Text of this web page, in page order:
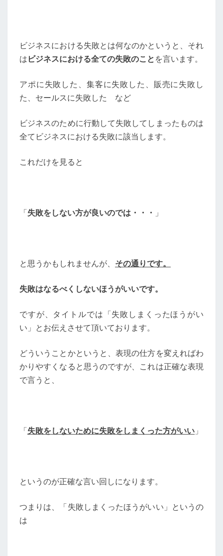
ビジネスにおける失敗とは何なのかというと、それ
は ビジネスにおける全ての失敗のこと を言います。
アポに失敗した、集客に失敗した、販売に失敗し
た、セールスに失敗した など
ビジネスのために行動して失敗してしまったものは
全てビジネスにおける失敗に該当します。
これだけを見ると
「失敗をしない方が良いのでは・・・ 」
と思うかもしれませんが、 その通りです。
失敗はなるべくしないほうがいいです。
ですが、タイトルでは「失敗しまくったほうがい
い」とお伝えさせて頂いております。
どういうことかというと、表現の仕方を変えればわ
かりやすくなると思うのですが、これは正確な表現
で言うと、
「失敗をしないために失敗をしまくった方がいい 」
というのが正確な言い回しになります。
つまりは、「失敗しまくったほうがいい」というの
は